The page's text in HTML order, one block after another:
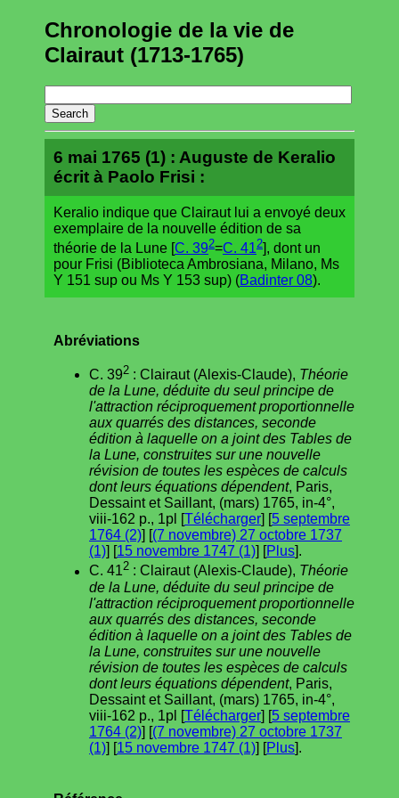
Chronologie de la vie de
Clairaut (1713-1765)
6 mai 1765 (1) : Auguste de Keralio
écrit à Paolo Frisi :
Keralio indique que Clairaut lui a envoyé deux
exemplaire de la nouvelle édition de sa
théorie de la Lune [C. 392=C. 412], dont un
pour Frisi (Biblioteca Ambrosiana, Milano, Ms
Y 151 sup ou Ms Y 153 sup) (Badinter 08).
Abréviations
C. 392 : Clairaut (Alexis-Claude), Théorie
de la Lune, déduite du seul principe de
l'attraction réciproquement proportionnelle
aux quarrés des distances, seconde
édition à laquelle on a joint des Tables de
la Lune, construites sur une nouvelle
révision de toutes les espèces de calculs
dont leurs équations dépendent, Paris,
Dessaint et Saillant, (mars) 1765, in-4°,
viii-162 p., 1pl [ Télécharger
5 septembre
1764 (2)
(7 novembre) 27 octobre 1737
(1)
15 novembre 1747 (1) Plus ].
C. 412 : Clairaut (Alexis-Claude), Théorie
de la Lune, déduite du seul principe de
l'attraction réciproquement proportionnelle
aux quarrés des distances, seconde
édition à laquelle on a joint des Tables de
la Lune, construites sur une nouvelle
révision de toutes les espèces de calculs
dont leurs équations dépendent, Paris,
Dessaint et Saillant, (mars) 1765, in-4°,
viii-162 p., 1pl [Télécharger] [5 septembre
1764 (2)] [(7 novembre) 27 octobre 1737
(1)] [15 novembre 1747 (1)] [Plus].